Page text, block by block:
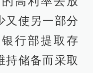
又使另一部分
行部提取存
持储备而采取